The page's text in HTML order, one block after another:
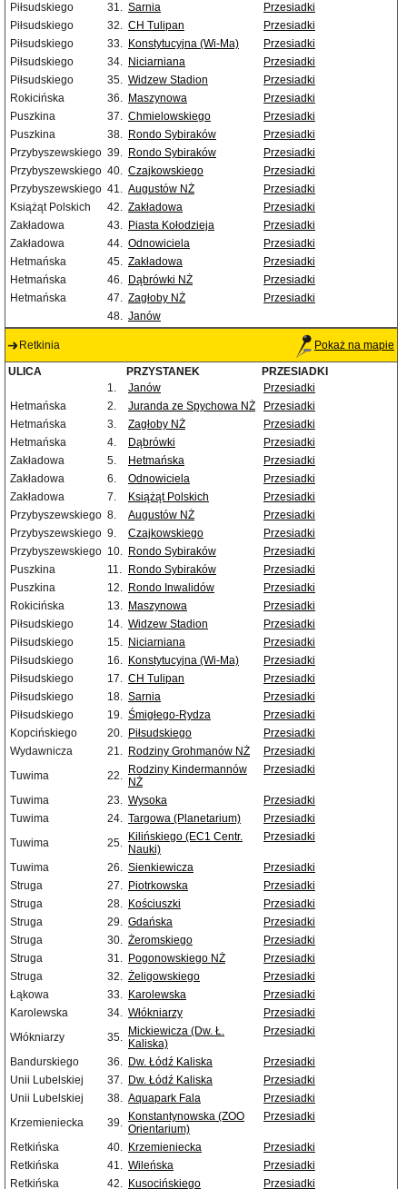
Piłsudskiego
31. Sarnia
Przesiadki
Piłsudskiego
32. CH Tulipan
Przesiadki
Piłsudskiego
33. Konstytucyjna (Wi-Ma)
Przesiadki
Piłsudskiego
34. Niciarniana
Przesiadki
Piłsudskiego
35. Widzew Stadion
Przesiadki
Rokicińska
36. Maszynowa
Przesiadki
Puszkina
37. Chmielowskiego
Przesiadki
Puszkina
38. Rondo Sybiraków
Przesiadki
Przybyszewskiego 39. Rondo Sybiraków
Przesiadki
Przybyszewskiego 40. Czajkowskiego
Przesiadki
Przybyszewskiego 41. Augustów NŻ
Przesiadki
Książąt Polskich
42. Zakładowa
Przesiadki
Zakładowa
43. Piasta Kołodzieja
Przesiadki
Zakładowa
44. Odnowiciela
Przesiadki
Hetmańska
45. Zakładowa
Przesiadki
Hetmańska
46. Dąbrówki NŻ
Przesiadki
Hetmańska
47. Zagłoby NŻ
Przesiadki
48. Janów
Retkinia Pokaż na mapie
ULICA PRZYSTANEK
PRZESIADKI
1.
Janów
Przesiadki
Hetmańska
2. Juranda ze Spychowa NŻ
Przesiadki
Hetmańska
3. Zagłoby NŻ
Przesiadki
Hetmańska
4. Dąbrówki
Przesiadki
Zakładowa
5. Hetmańska
Przesiadki
Zakładowa
6. Odnowiciela
Przesiadki
Zakładowa
7. Książąt Polskich
Przesiadki
Przybyszewskiego 8. Augustów NŻ
Przesiadki
Przybyszewskiego 9. Czajkowskiego
Przesiadki
Przybyszewskiego 10. Rondo Sybiraków
Przesiadki
Puszkina
11. Rondo Sybiraków
Przesiadki
Puszkina
12. Rondo Inwalidów
Przesiadki
Rokicińska
13. Maszynowa
Przesiadki
Piłsudskiego
14. Widzew Stadion
Przesiadki
Piłsudskiego
15. Niciarniana
Przesiadki
Piłsudskiego
16. Konstytucyjna (Wi-Ma)
Przesiadki
Piłsudskiego
17. CH Tulipan
Przesiadki
Piłsudskiego
18. Sarnia
Przesiadki
Piłsudskiego
19. Śmigłego-Rydza
Przesiadki
Kopcińskiego
20. Piłsudskiego
Przesiadki
Wydawnicza
21. Rodziny Grohmanów NŻ
Przesiadki
Tuwima
22. Rodziny Kindermannów
NŻ
Przesiadki
Tuwima 23. Wysoka
Przesiadki
Tuwima
24. Targowa (Planetarium)
Przesiadki
Tuwima
25. Kilińskiego (EC1 Centr.
Nauki)
Przesiadki
Tuwima 26. Sienkiewicza
Przesiadki
Struga
27. Piotrkowska
Przesiadki
Struga
28. Kościuszki
Przesiadki
Struga
29. Gdańska
Przesiadki
Struga
30. Żeromskiego
Przesiadki
Struga
31. Pogonowskiego NŻ
Przesiadki
Struga
32. Żeligowskiego
Przesiadki
Łąkowa
33. Karolewska
Przesiadki
Karolewska
34. Włókniarzy
Przesiadki
Włókniarzy
35. Mickiewicza (Dw. Ł.
Kaliska)
Przesiadki
Bandurskiego 36. Dw. Łódź Kaliska
Przesiadki
Unii Lubelskiej
37. Dw. Łódź Kaliska
Przesiadki
Unii Lubelskiej
38. Aquapark Fala
Przesiadki
Krzemieniecka
39. Konstantynowska (ZOO
Orientarium)
Przesiadki
Retkińska 40. Krzemieniecka
Przesiadki
Retkińska
41. Wileńska
Przesiadki
Retkińska
42. Kusocińskiego Przesiadki